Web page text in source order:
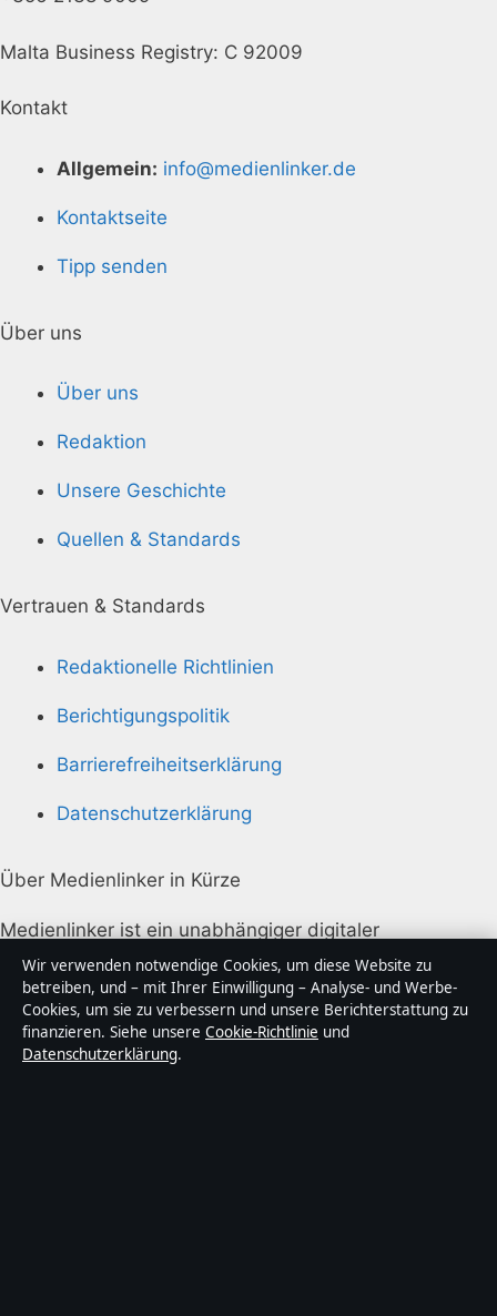
Malta Business Registry: C 92009
Kontakt
Allgemein: info@medienlinker.de
Kontaktseite
Tipp senden
Über uns
Über uns
Redaktion
Unsere Geschichte
Quellen & Standards
Vertrauen & Standards
Redaktionelle Richtlinien
Berichtigungspolitik
Barrierefreiheitserklärung
Datenschutzerklärung
Über Medienlinker in Kürze
Medienlinker ist ein unabhängiger digitaler
Nachrichtenanbieter mit Fokus auf Politik, Wirtschaft,
Technik und Gesellschaft in Deutschland. Jeder Artikel
trägt eine Byline, wird von einem Redakteur geprüft
und vor der Veröffentlichung faktengecheckt.
Wir verwenden notwendige Cookies, um diese Website zu
betreiben, und – mit Ihrer Einwilligung – Analyse- und Werbe-
Cookies, um sie zu verbessern und unsere Berichterstattung zu
finanzieren. Siehe unsere Cookie-Richtlinie und
Datenschutzerklärung.